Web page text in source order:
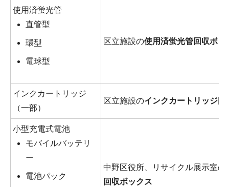
使用済蛍光管
直管型
環型
電球型
区立施設の使用済蛍光管回収ボッ
インクカートリッジ
（一部）
区立施設のインクカートリッジ回
小型充電式電池
モバイルバッテリ
ー
電池パック
中野区役所、リサイクル展示室の
回収ボックス